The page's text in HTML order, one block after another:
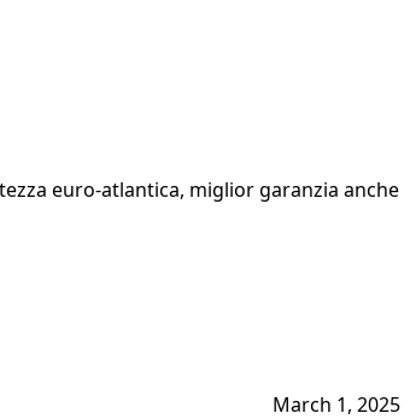
euro-atlantica, miglior garanzia anche
March 1, 2025